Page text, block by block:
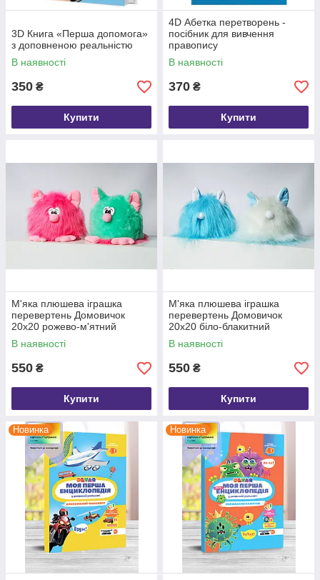
3D Книга «Перша допомога»
з доповненою реальністю
В наявності
350 ₴
Купити
4D Абетка перетворень -
посібник для вивчення
правопису
В наявності
370 ₴
Купити
М'яка плюшева іграшка
перевертень Домовичок
20х20 рожево-м'ятний
В наявності
550 ₴
Купити
М'яка плюшева іграшка
перевертень Домовичок
20х20 біло-блакитний
В наявності
550 ₴
Купити
Новинка Новинка